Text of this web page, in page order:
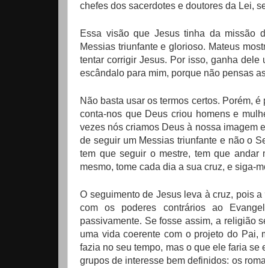
chefes dos sacerdotes e doutores da Lei,
Essa visão que Jesus tinha da missão
Messias triunfante e glorioso. Mateus
tentar corrigir Jesus. Por isso, ganha dele
escândalo para mim, porque não pensas
Não basta usar os termos certos. Porém,
conta-nos que Deus criou homens e
vezes nós criamos Deus à nossa imagem
de seguir um Messias triunfante e não o
tem que seguir o mestre, tem que andar
mesmo, tome cada dia a sua cruz, e siga-
O seguimento de Jesus leva à cruz, pois
com os poderes contrários ao
passivamente. Se fosse assim, a religião
uma vida coerente com o projeto do Pai,
fazia no seu tempo, mas o que ele faria
grupos de interesse bem definidos: os